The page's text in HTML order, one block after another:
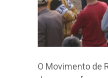
O Movimento de